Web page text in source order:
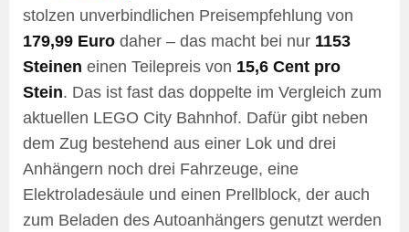
stolzen unverbindlichen Preisempfehlung von
179,99 Euro daher – das macht bei nur 1153
Steinen einen Teilepreis von 15,6 Cent pro
Stein. Das ist fast das doppelte im Vergleich zum
aktuellen LEGO City Bahnhof. Dafür gibt neben
dem Zug bestehend aus einer Lok und drei
Anhängern noch drei Fahrzeuge, eine
Elektroladesäule und einen Prellblock, der auch
zum Beladen des Autoanhängers genutzt werden